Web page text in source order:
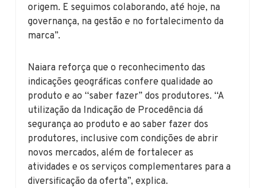
origem. E seguimos colaborando, até hoje, na
governança, na gestão e no fortalecimento da
marca”.
Naiara reforça que o reconhecimento das
indicações geográficas confere qualidade ao
produto e ao “saber fazer” dos produtores. “A
utilização da Indicação de Procedência dá
segurança ao produto e ao saber fazer dos
produtores, inclusive com condições de abrir
novos mercados, além de fortalecer as
atividades e os serviços complementares para a
diversificação da oferta”, explica.